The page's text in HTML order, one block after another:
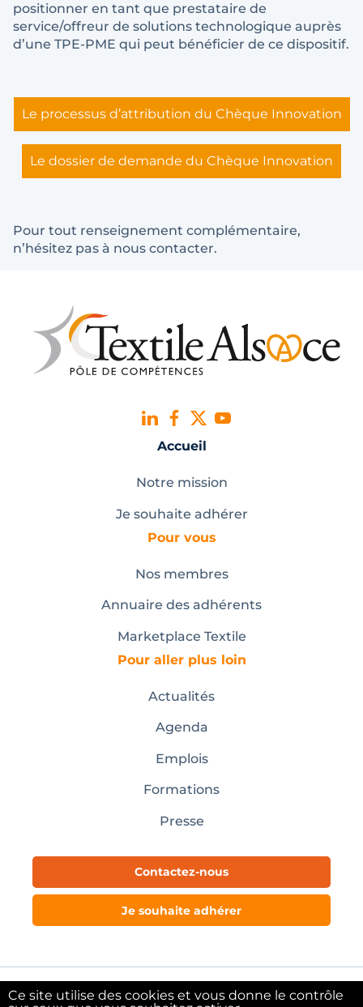
positionner en tant que prestataire de
service/offreur de solutions technologique auprès
d’une TPE-PME qui peut bénéficier de ce dispositif.
Le processus d’attribution du Chèque Innovation
Le dossier de demande du Chèque Innovation
Pour tout renseignement complémentaire,
n’hésitez pas à nous contacter.
Accueil
Notre mission
Je souhaite adhérer
Pour vous
Nos membres
Annuaire des adhérents
Marketplace Textile
Pour aller plus loin
Actualités
Agenda
Emplois
Formations
Presse
Contactez-nous
Je souhaite adhérer
Mentions légales
Ce site utilise des cookies et vous donne le contrôle